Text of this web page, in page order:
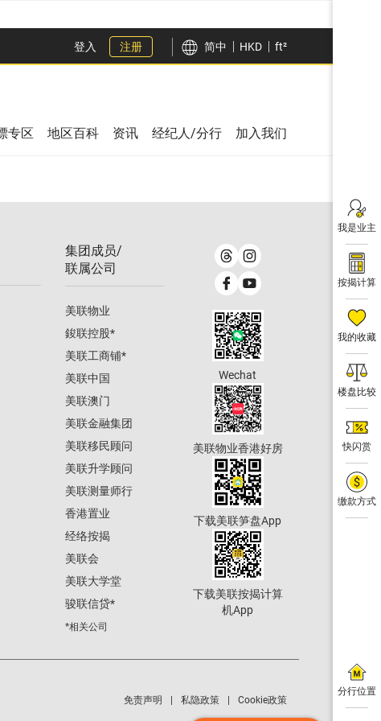
登入 注册 简中 HKD ft²
我是业主
按揭计算
我的收藏
楼盘比较
快闪赏
缴款方式
分行位置
专区 地区百科 资讯 经纪人/分行 加入我们
集团成员/
联属公司
美联物业
鋑联控股*
美联工商铺*
美联中国
美联澳门
美联金融集团
美联移民顾问
美联升学顾问
美联测量师行
香港置业
经络按揭
美联会
美联大学堂
骏联信贷*
*相关公司
Wechat
美联物业香港好房
下载美联笋盘App
下载美联按揭计算
机App
免责声明 私隐政策 Cookie政策